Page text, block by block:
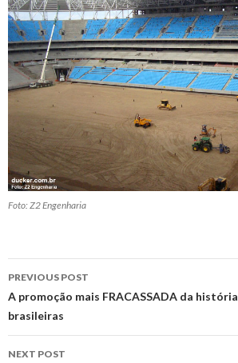
Foto: Z2 Engenharia
Post
navigation
PREVIOUS POST
A promoção mais FRACASSADA da
brasileiras
NEXT POST